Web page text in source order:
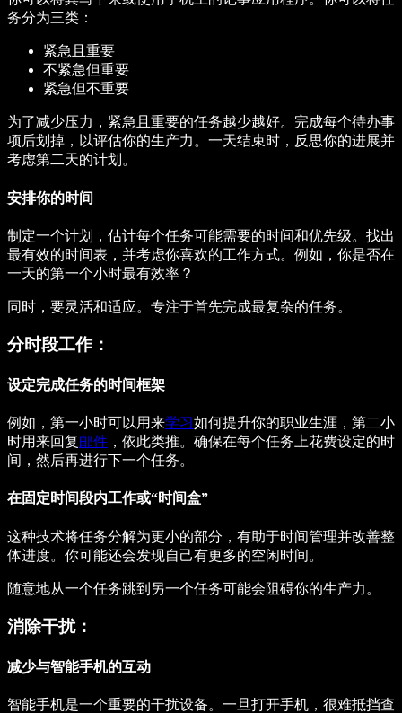
务分为三类：
紧急且重要
不紧急但重要
紧急但不重要
为了减少压力，紧急且重要的任务越少越好。完成每个待办事
项后划掉，以评估你的生产力。一天结束时，反思你的进展并
考虑第二天的计划。
安排你的时间
制定一个计划，估计每个任务可能需要的时间和优先级。找出
最有效的时间表，并考虑你喜欢的工作方式。例如，你是否在
一天的第一个小时最有效率？
同时，要灵活和适应。专注于首先完成最复杂的任务。
分时段工作：
设定完成任务的时间框架
例如，第一小时可以用来学习如何提升你的职业生涯，第二小
时用来回复邮件 ，依此类推。确保在每个任务上花费设定的时
间，然后再进行下一个任务。
在固定时间段内工作或“时间盒”
这种技术将任务分解为更小的部分，有助于时间管理并改善整
体进度。你可能还会发现自己有更多的空闲时间。
随意地从一个任务跳到另一个任务可能会阻碍你的生产力。
消除干扰：
减少与智能手机的互动
智能手机是一个重要的干扰设备。一旦打开手机，很难抵挡查